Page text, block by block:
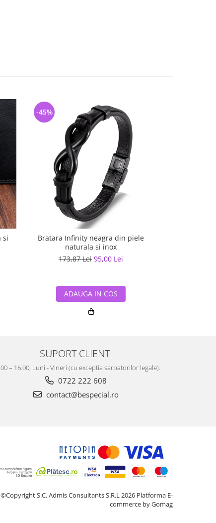
si
Bratara Infinity neagra din piele
naturala si inox
173,87 Lei 95,00 Lei
-45%
ADAUGA IN COS
SUPORT CLIENTI
– 16.00, Luni - Vineri (cu exceptia sarbatorilor legale).
0722 222 608
contact@bespecial.ro
©Copyright S.C. Admis Consultants S.R.L 2026 Platforma E-
commerce by Gomag